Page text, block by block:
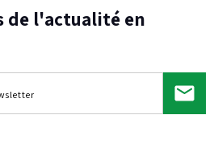
de l'actualité en